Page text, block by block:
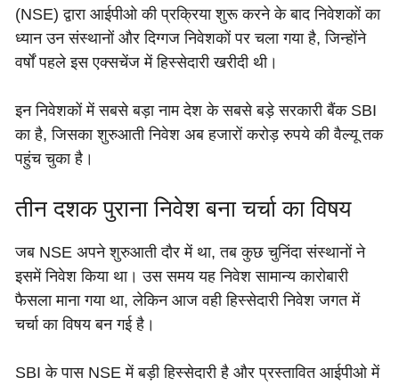
(NSE) द्वारा आईपीओ की प्रक्रिया शुरू करने के बाद निवेशकों का
ध्यान उन संस्थानों और दिग्गज निवेशकों पर चला गया है, जिन्होंने
वर्षों पहले इस एक्सचेंज में हिस्सेदारी खरीदी थी।
इन निवेशकों में सबसे बड़ा नाम देश के सबसे बड़े सरकारी बैंक SBI
का है, जिसका शुरुआती निवेश अब हजारों करोड़ रुपये की वैल्यू तक
पहुंच चुका है।
तीन दशक पुराना निवेश बना चर्चा का विषय
जब NSE अपने शुरुआती दौर में था, तब कुछ चुनिंदा संस्थानों ने
इसमें निवेश किया था। उस समय यह निवेश सामान्य कारोबारी
फैसला माना गया था, लेकिन आज वही हिस्सेदारी निवेश जगत में
चर्चा का विषय बन गई है।
SBI के पास NSE में बड़ी हिस्सेदारी है और प्रस्तावित आईपीओ में